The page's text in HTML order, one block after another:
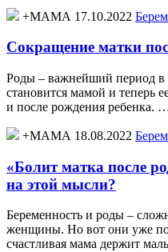
+МАМА 17.10.2022
Сокращение матки
Роды – важнейший период
становится мамой и теперь
и после рождения ребенка.
+МАМА 18.08.2022
«Болит матка после
на этой мысли?
Беременность и роды –
женщины. Но вот они уже
счастливая мама держит